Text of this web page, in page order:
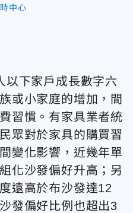
中心
以下家戶成長數字六
或小家庭的增加，間
習慣。有家具業者統
眾對於家具的購買習
變化影響，近幾年單
化沙發偏好升高；另
遠高於布沙發達12
發偏好比例也超出3